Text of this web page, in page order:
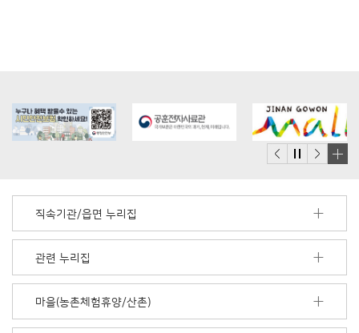
더
기
직속기관/읍면 누리집
관련 누리집
마을(농촌체험휴양/산촌)